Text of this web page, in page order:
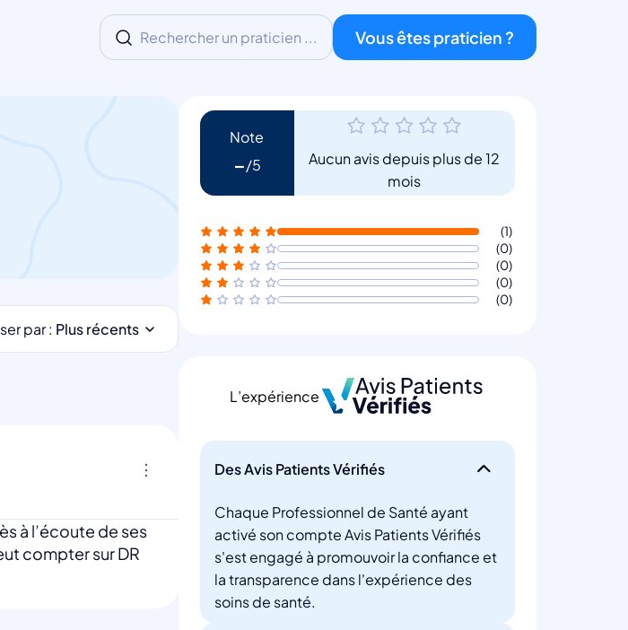
Rechercher un praticien ... Vous êtes praticien ?
par : Plus récents
à l’écoute de ses
compter sur DR
Note
-
Aucun avis depuis plus de 12
mois
(1)
(0)
(0)
(0)
(0)
L’expérience
Des Avis Patients Vérifiés
Chaque Professionnel de Santé ayant
activé son compte Avis Patients Vérifiés
s'est engagé à promouvoir la confiance et
la transparence dans l'expérience des
soins de santé.